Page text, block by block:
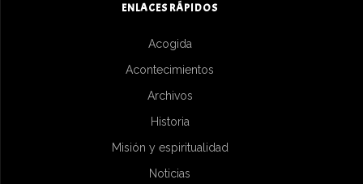
ENLACES RÁPIDOS
Acogida
Acontecimientos
Archivos
Historia
Misión y espiritualidad
Noticias